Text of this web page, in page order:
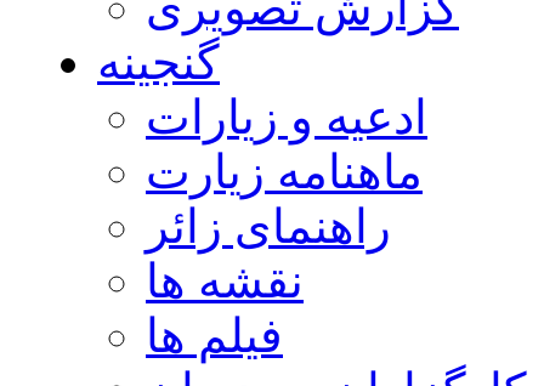
گنجینه
ادعیه و زیارات
ماهنامه زیارت
راهنمای زائر
نقشه ها
فیلم ها